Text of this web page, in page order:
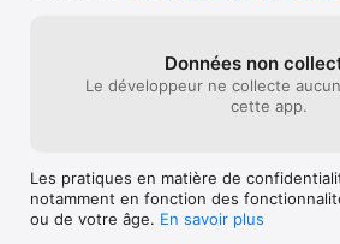
Données non
Le développeur ne collecte
cette app.
Les pratiques en matière de
notamment en fonction des
ou de votre âge. En savoir plus